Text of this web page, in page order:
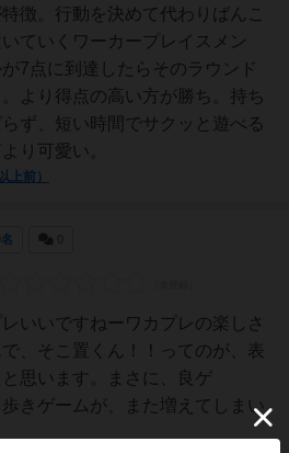
徴。行動を決めて代わりばんこ
ていくワーカープレイスメン
が7点に到達したらそのラウンド
より得点の高い方が勝ち。持ち
ず、短い時間でサクッと遊べる
り可愛い。
上前）
名
いいですねーワカプレの楽しさ
、そこ置くん！！ってのが、表
と思います。まさに、良ゲ
きゲームが、また増えてしまい